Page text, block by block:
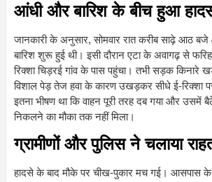
आंधी और बारिश के बीच हुआ
जानकारी के अनुसार, सोमवार रात करीब साढ़े आठ
बारिश शुरू हुई थी। इसी दौरान एटा के अवागढ़ से
रिक्शा चिड़रई गांव के पास पहुंचा। तभी सड़क किनारे
विशाल पेड़ तेज हवा के कारण उखड़कर सीधे ई-रिक्शा
इतना भीषण था कि वाहन पूरी तरह दब गया और उसमें बैठे
निकलने का मौका तक नहीं मिला।
ग्रामीणों और पुलिस ने चलाया
हादसे के बाद मौके पर चीख-पुकार मच गई। आसपास के